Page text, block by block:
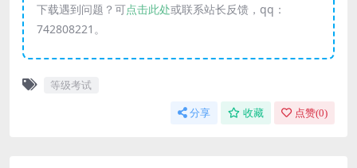
下载遇到问题？可点击此处或联系站长反馈，qq：
742808221。
等级考试
分享 收藏 点赞(0)